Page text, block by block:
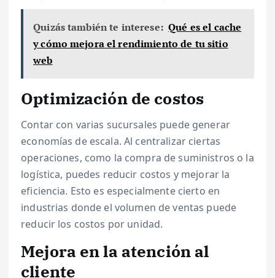
Quizás también te interese: Qué es el cache
y cómo mejora el rendimiento de tu sitio
web
Optimización de costos
Contar con varias sucursales puede generar
economías de escala. Al centralizar ciertas
operaciones, como la compra de suministros o la
logística, puedes reducir costos y mejorar la
eficiencia. Esto es especialmente cierto en
industrias donde el volumen de ventas puede
reducir los costos por unidad.
Mejora en la atención al
cliente